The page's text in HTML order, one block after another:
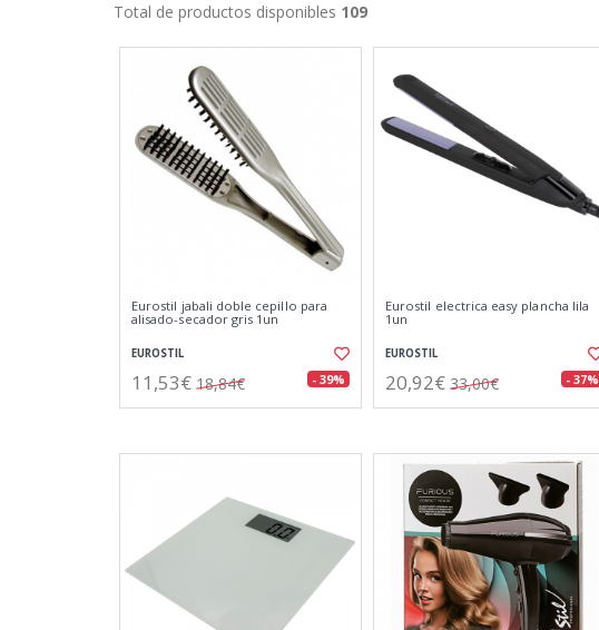
Total de productos disponibles 109
Eurostil jabali doble cepillo para
alisado-secador gris 1un
EUROSTIL
11,53€ 18,84€ - 39%
Eurostil electrica easy plancha lila
1un
EUROSTIL
20,92€ 33,00€ - 37%